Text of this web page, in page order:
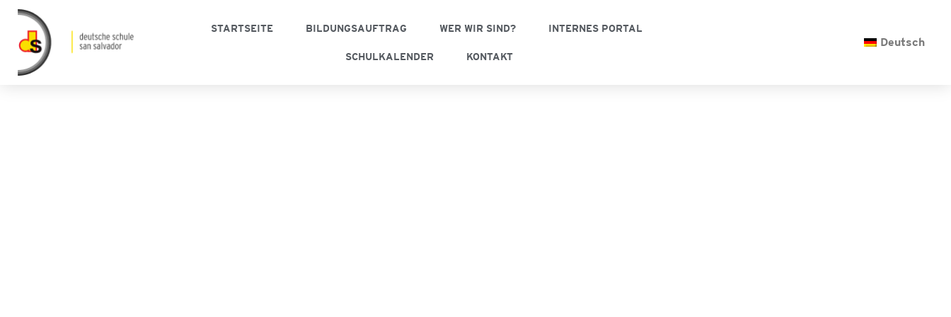
STARTSEITE BILDUNGSAUFTRAG WER WIR SIND? INTERNES PORTAL
SCHULKALENDER KONTAKT
Deutsch